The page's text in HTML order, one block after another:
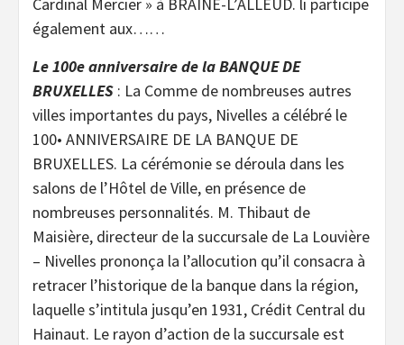
également aux……
Le 100e anniversaire de la BANQUE DE
BRUXELLES : La Comme de nombreuses autres
villes importantes du pays, Nivelles a célébré le
100• ANNIVERSAIRE DE LA BANQUE DE
BRUXELLES. La cérémonie se déroula dans les
salons de l’Hôtel de Ville, en présence de
nombreuses personnalités. M. Thibaut de
Maisière, directeur de la succursale de La Louvière
– Nivelles prononça la l’allocution qu’il consacra à
retracer l’historique de la banque dans la région,
laquelle s’intitula jusqu’en 1931, Crédit Central du
Hainaut. Le rayon d’action de la succursale est